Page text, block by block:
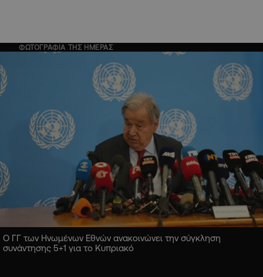
ΦΩΤΟΓΡΑΦΙΑ ΤΗΣ ΗΜΕΡΑΣ
Ο ΓΓ των Ηνωμένων Εθνών ανακοινώνει την σύγκληση
συνάντησης 5+1 για το Κυπριακό